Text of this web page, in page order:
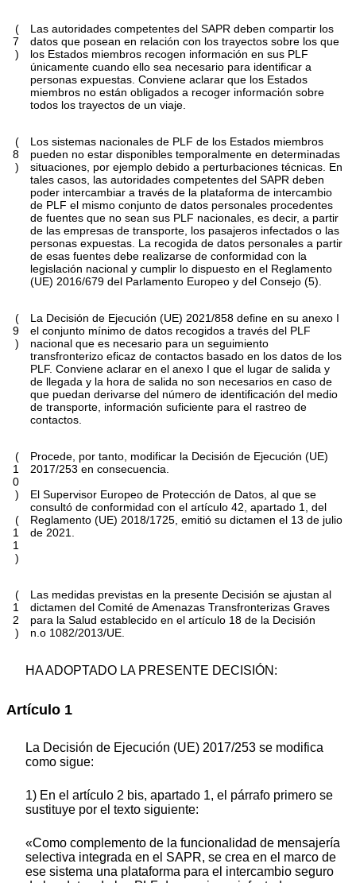
(
7
)
Las autoridades competentes del SAPR deben compartir los
datos que posean en relación con los trayectos sobre los que
los Estados miembros recogen información en sus PLF
únicamente cuando ello sea necesario para identificar a
personas expuestas. Conviene aclarar que los Estados
miembros no están obligados a recoger información sobre
todos los trayectos de un viaje.
(
8
)
Los sistemas nacionales de PLF de los Estados miembros
pueden no estar disponibles temporalmente en determinadas
situaciones, por ejemplo debido a perturbaciones técnicas. En
tales casos, las autoridades competentes del SAPR deben
poder intercambiar a través de la plataforma de intercambio
de PLF el mismo conjunto de datos personales procedentes
de fuentes que no sean sus PLF nacionales, es decir, a partir
de las empresas de transporte, los pasajeros infectados o las
personas expuestas. La recogida de datos personales a partir
de esas fuentes debe realizarse de conformidad con la
legislación nacional y cumplir lo dispuesto en el Reglamento
(UE) 2016/679 del Parlamento Europeo y del Consejo(5).
(
9
)
La Decisión de Ejecución (UE) 2021/858 define en su anexo I
el conjunto mínimo de datos recogidos a través del PLF
nacional que es necesario para un seguimiento
transfronterizo eficaz de contactos basado en los datos de los
PLF. Conviene aclarar en el anexo I que el lugar de salida y
de llegada y la hora de salida no son necesarios en caso de
que puedan derivarse del número de identificación del medio
de transporte, información suficiente para el rastreo de
contactos.
(
1
0
)
(
1
1
)
Procede, por tanto, modificar la Decisión de Ejecución (UE)
2017/253 en consecuencia.
El Supervisor Europeo de Protección de Datos, al que se
consultó de conformidad con el artículo 42, apartado 1, del
Reglamento (UE) 2018/1725, emitió su dictamen el 13 de julio
de 2021.
(
1
2
)
Las medidas previstas en la presente Decisión se ajustan al
dictamen del Comité de Amenazas Transfronterizas Graves
para la Salud establecido en el artículo 18 de la Decisión
n.o 1082/2013/UE.
HA ADOPTADO LA PRESENTE DECISIÓN:
Artículo 1
La Decisión de Ejecución (UE) 2017/253 se modifica
como sigue:
1) En el artículo 2 bis, apartado 1, el párrafo primero se
sustituye por el texto siguiente:
«Como complemento de la funcionalidad de mensajería
selectiva integrada en el SAPR, se crea en el marco de
ese sistema una plataforma para el intercambio seguro